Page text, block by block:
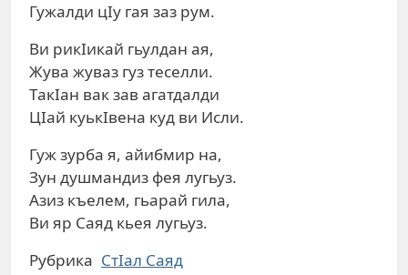
Гужалди цIу гая заз рум.
Ви рикIикай гьулдан ая,
Жува жуваз гуз теселли.
ТакIан вак зав агатдалди
ЦIай куькIвена куд ви Исли.
Гуж зурба я, айибмир на,
Зун душмандиз фея лугьуз.
Азиз къелем, гьарай гила,
Ви яр Саяд кьея лугьуз.
Рубрика СтIал Саяд